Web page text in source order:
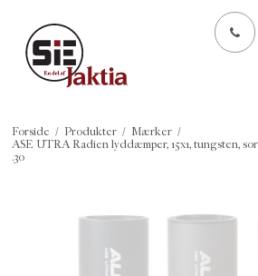
Forside / Produkter / Mærker /
ASE UTRA Radien lyddæmper, 15x1, tungsten,
.30